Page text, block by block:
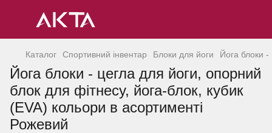
Каталог Спортивний інвентар Блоки для йоги Йога блоки -
Йога блоки - цегла для йоги, опорний
блок для фітнесу, йога-блок, кубик
(EVA) кольори в асортименті
Рожевий